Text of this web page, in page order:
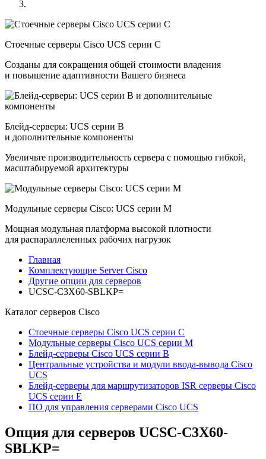
Стоечные серверы Cisco UCS серии C
Созданы для сокращения общей стоимости владения
и повышение адаптивности Вашего бизнеса
Блейд-серверы: UCS серии B
и дополнительные компоненты
Увеличьте производительность сервера с помощью гибкой,
масштабируемой архитектуры
Модульные серверы Cisco: UCS серии M
Мощная модульная платформа высокой плотности
для распараллеленных рабочих нагрузок
Главная
Комплектующие Server Cisco
Другие опции для серверов
UCSC-C3X60-SBLKP=
Каталог серверов Cisco
Стоечные серверы Cisco UCS серии C
Модульные серверы Cisco UCS серии M
Блейд-серверы Cisco UCS серии B
Центральные устройства и модули ввода-вывода Cisco
UCS
Блейд-серверы для маршрутизаторов ISR серверы Cisco
UCS серии E
ПО для управления серверами Cisco UCS
Опция для серверов UCSC-C3X60-
SBLKP=